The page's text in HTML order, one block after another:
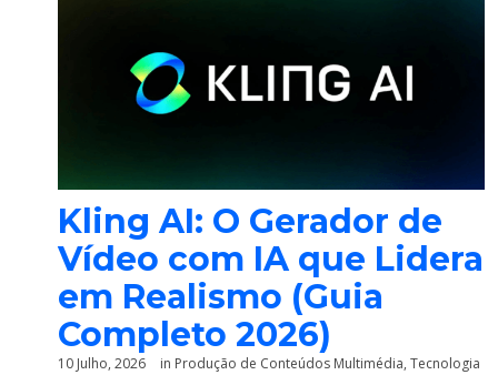
Kling AI: O Gerador de
Vídeo com IA que Lidera
em Realismo (Guia
Completo 2026)
10 Julho, 2026 in Produção de Conteúdos Multimédia, Tecnologia